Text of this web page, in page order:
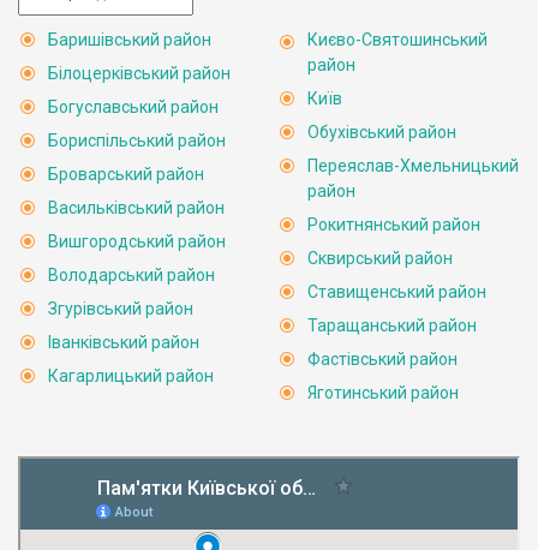
Баришівський район
Білоцерківський район
Богуславський район
Бориспільський район
Броварський район
Васильківський район
Вишгородський район
Володарський район
Згурівський район
Іванківський район
Кагарлицький район
Києво-Святошинський
район
Київ
Обухівський район
Переяслав-Хмельницький
район
Рокитнянський район
Сквирський район
Ставищенський район
Таращанський район
Фастівський район
Яготинський район